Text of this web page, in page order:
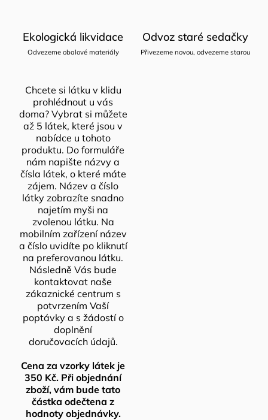
Ekologická likvidace
Odvezeme obalové materiály
Odvoz staré sedačky
Přivezeme novou, odvezeme starou
Chcete si látku v klidu
prohlédnout u vás
doma? Vybrat si můžete
až 5 látek, které jsou v
nabídce u tohoto
produktu. Do formuláře
nám napište názvy a
čísla látek, o které máte
zájem. Název a číslo
látky zobrazíte snadno
najetím myši na
zvolenou látku. Na
mobilním zařízení název
a číslo uvidíte po kliknutí
na preferovanou látku.
Následně Vás bude
kontaktovat naše
zákaznické centrum s
potvrzením Vaší
poptávky a s žádostí o
doplnění
doručovacích údajů.
Cena za vzorky látek je
350 Kč. Při objednání
zboží, vám bude tato
částka odečtena z
hodnoty objednávky.